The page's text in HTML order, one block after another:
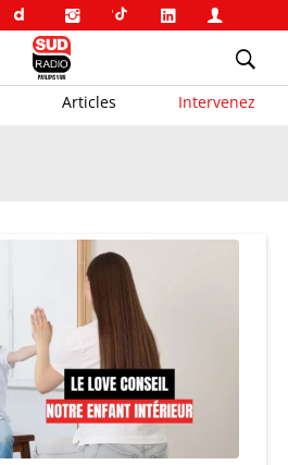
Articles Intervenez